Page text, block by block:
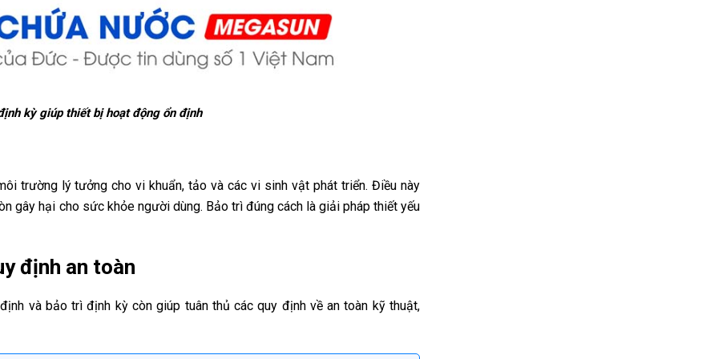
kỳ giúp thiết bị hoạt động ổn định
trường lý tưởng cho vi khuẩn, tảo và các vi sinh vật phát triển. Điều này
gây hại cho sức khỏe người dùng. Bảo trì đúng cách là giải pháp thiết yếu
định an toàn
và bảo trì định kỳ còn giúp tuân thủ các quy định về an toàn kỹ thuật,